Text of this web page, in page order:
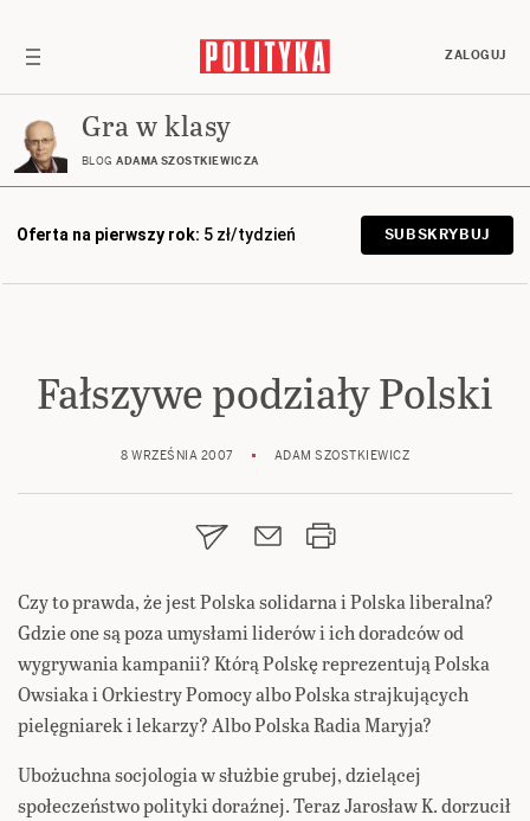
ZALOGUJ
Gra w klasy
BLOG ADAMA SZOSTKIEWICZA
Oferta na pierwszy rok: 5 zł/tydzień SUBSKRYBUJ
Fałszywe podziały Polski
8 WRZEŚNIA 2007 ADAM SZOSTKIEWICZ
Czy to prawda, że jest Polska solidarna i Polska liberalna?
Gdzie one są poza umysłami liderów i ich doradców od
wygrywania kampanii? Którą Polskę reprezentują Polska
Owsiaka i Orkiestry Pomocy albo Polska strajkujących
pielęgniarek i lekarzy? Albo Polska Radia Maryja?
Ubożuchna socjologia w służbie grubej, dzielącej
społeczeństwo polityki doraźnej. Teraz Jarosław K. dorzucił